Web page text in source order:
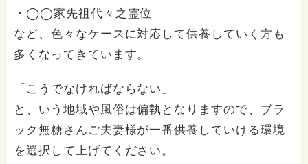
・◯◯家先祖代々之霊位
など、色々なケースに対応して供養していく方も
多くなってきています。
「こうでなければならない」
と、いう地域や風俗は偏執となりますので、ブラ
ック無糖さんご夫妻様が一番供養していける環境
を選択して上げてください。